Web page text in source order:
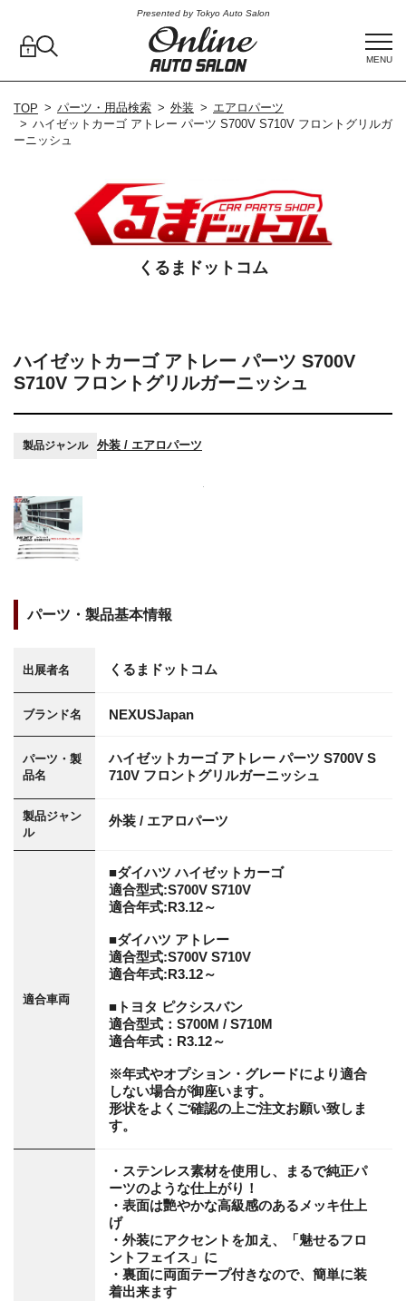
Presented by Tokyo Auto Salon
MENU
TOP パーツ・用品検索 外装
エアロパーツ
ハイゼットカーゴ アトレー パーツ S700V S710V フロントグリルガ
ーニッシュ
ハイゼットカーゴ アトレー パーツ S700V
S710V フロントグリルガーニッシュ
製品ジャンル 外装 / エアロパーツ
パーツ・製品基本情報
出展者名 くるまドットコム
ブランド名 NEXUSJapan
パーツ・製
品名
ハイゼットカーゴ アトレー パーツ S700V S
710V フロントグリルガーニッシュ
製品ジャン
ル
外装 / エアロパーツ
適合車両
■ダイハツ ハイゼットカーゴ
適合型式:S700V S710V
適合年式:R3.12～
■ダイハツ アトレー
適合型式:S700V S710V
適合年式:R3.12～
■トヨタ ピクシスバン
適合型式：S700M / S710M
適合年式：R3.12～
※年式やオプション・グレードにより適合
しない場合が御座います。
形状をよくご確認の上ご注文お願い致しま
す。
・ステンレス素材を使用し、まるで純正パ
ーツのような仕上がり！
・表面は艷やかな高級感のあるメッキ仕上
げ
・外装にアクセントを加え、「魅せるフロ
ントフェイス」に
・裏面に両面テープ付きなので、簡単に装
着出来ます
くるまドットコム